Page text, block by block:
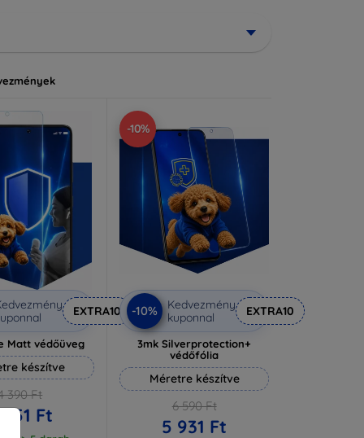
EXTRA10
Matt védőüveg
készítve
390 Ft
Ft
-10%
-10%
Kedvezmény
kuponnal
EXTRA10
3mk Silverprotection+
védőfólia
Méretre készítve
6 590 Ft
5 931 Ft